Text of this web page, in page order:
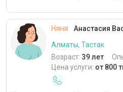
Няня
Анастасия
Алматы, Тастак
Возраст: 39 лет
Цена услуги: от 800